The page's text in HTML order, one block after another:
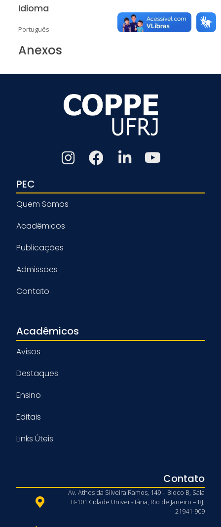
Idioma
Português
Anexos
PEC
Quem Somos
Acadêmicos
Publicações
Admissões
Contato
Acadêmicos
Avisos
Destaques
Ensino
Editais
Links Úteis
Contato
Av. Athos da Silveira Ramos, 149 – Bloco B, Sala
B-101 Cidade Universitária, Rio de Janeiro – RJ,
21941-909